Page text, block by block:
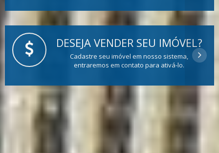
DESEJA VENDER SEU IMÓVEL?
Cadastre seu imóvel em nosso sistema,
entraremos em contato para ativá-lo.